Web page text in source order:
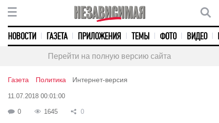
НОВОСТИ ГАЗЕТА ПРИЛОЖЕНИЯ ТЕМЫ ФОТО ВИДЕО
Перейти на полную версию сайта
Газета Политика Интернет-версия
11.07.2018 00:01:00
0 1645 0